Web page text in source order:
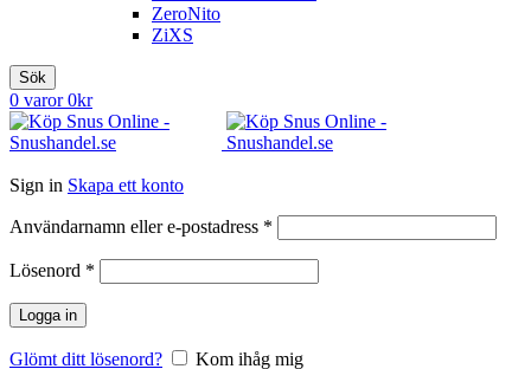
ZeroNito
ZiXS
Sök
0 varor 0kr
Sign in Skapa ett konto
Användarnamn eller e-postadress *
Lösenord *
Logga in
Glömt ditt lösenord?
Kom ihåg mig